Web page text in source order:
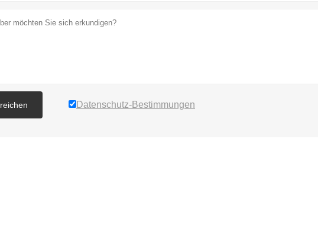
Datenschutz-Bestimmungen